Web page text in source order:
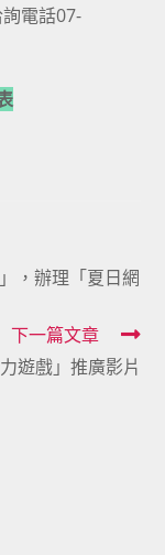
電話07-
，辦理「夏日網
下一篇文章
遊戲」推廣影片